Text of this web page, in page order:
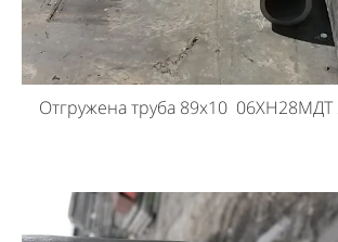
Отгружена труба 89х10